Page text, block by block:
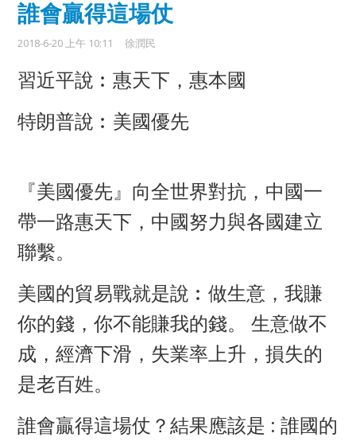
誰會贏得這場仗
2018-6-20 上午 10:11 徐潤民
習近平說︰惠天下，惠本國
特朗普說︰美國優先
『美國優先』向全世界對抗，中國一
帶一路惠天下，中國努力與各國建立
聯繫。
美國的貿易戰就是說︰做生意，我賺
你的錢，你不能賺我的錢。 生意做不
成，經濟下滑，失業率上升，損失的
是老百姓。
誰會贏得這場仗？結果應該是 : 誰國的